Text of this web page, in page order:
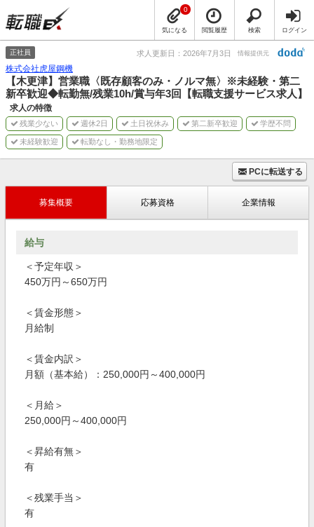
気になる
0
閲覧履歴 検索 ログイン
正社員 求人更新日：2026年7月3日 情報提供元
株式会社虎屋鋼機
【木更津】営業職〈既存顧客のみ・ノルマ無〉※未経験・第二
新卒歓迎◆転勤無/残業10h/賞与年3回【転職支援サービス求人】
求人の特徴
残業少ない 週休2日 土日祝休み 第二新卒歓迎 学歴不問
未経験歓迎 転勤なし・勤務地限定
PCに転送する
募集概要 応募資格 企業情報
給与
＜予定年収＞
450万円～650万円
＜賃金形態＞
月給制
＜賃金内訳＞
月額（基本給）：250,000円～400,000円
＜月給＞
250,000円～400,000円
＜昇給有無＞
有
＜残業手当＞
有